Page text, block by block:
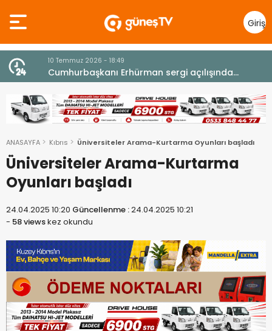
Giriş
Yap
10 Temmuz 2026 - 18:49
Cumhurbaşkanı Erhürman sergi açılışında
fenalaşarak hastaneye kaldırıldı
ANASAYFA Kıbrıs Üniversiteler Arama-Kurtarma Oyunları başladı
Üniversiteler Arama-Kurtarma
Oyunları başladı
24.04.2025 10:20 Güncellenme :24.04.2025 10:21
- 58 viewskez okundu